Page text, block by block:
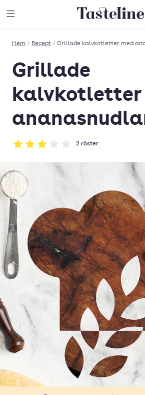
Till Tastelines
Hem / Recept / Grillade kalvkotletter med
Grillade
kalvkotletter
Betyg: 3 av 5
2 röster